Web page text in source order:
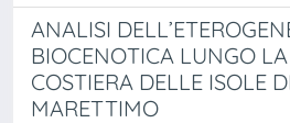
ANALISI
BIOCENOTICA LUNGO
COSTIERA DELLE ISOLE
MARETTIMO